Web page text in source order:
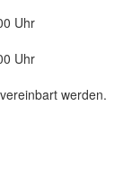
Uhr
Uhr
werden.